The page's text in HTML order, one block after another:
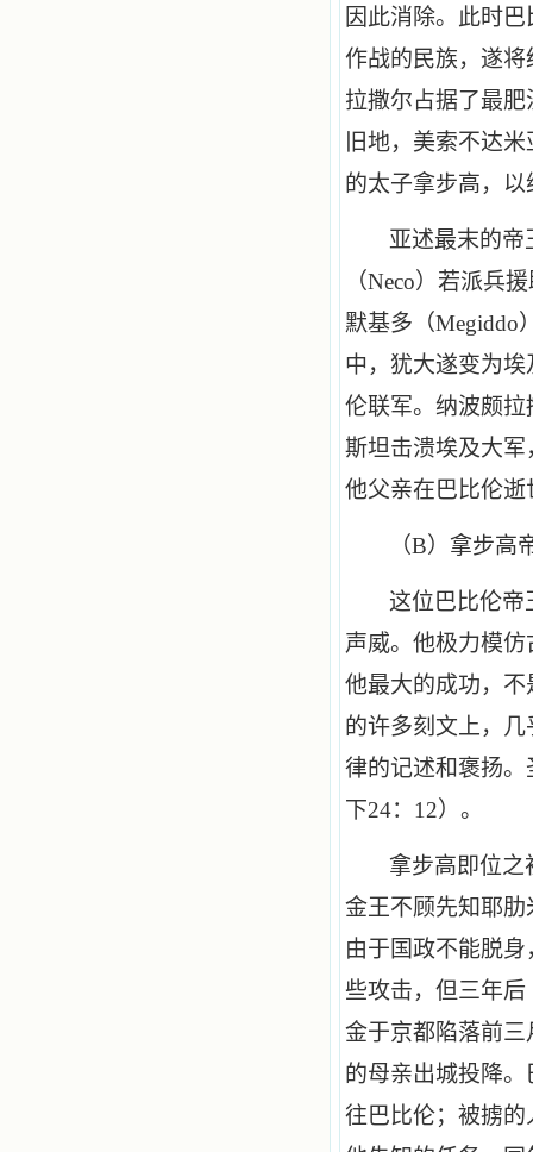
因此消除。此时
作战的民族，遂
拉撒尔占据了最
旧地，美索不达
的太子拿步高，
亚述最末的帝
（Neco）若派兵
默基多（Megiddo
中，犹大遂变为
伦联军。纳波颇
斯坦击溃埃及大
他父亲在巴比伦
（B）拿步高
这位巴比伦帝
声威。他极力模
他最大的成功，
的许多刻文上，
律的记述和褒扬
下24： 12）。
拿步高即位之
金王不顾先知耶
由于国政不能脱
些攻击，但三年后
金于京都陷落前
的母亲出城投降
往巴比伦；被掳